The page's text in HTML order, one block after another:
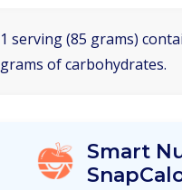
1 serving (85 grams)
grams of carbohydrates.
Smart